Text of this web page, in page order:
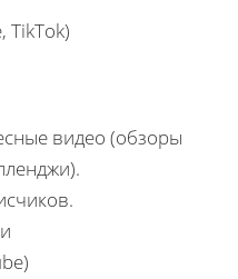
TikTok)
видео (обзоры